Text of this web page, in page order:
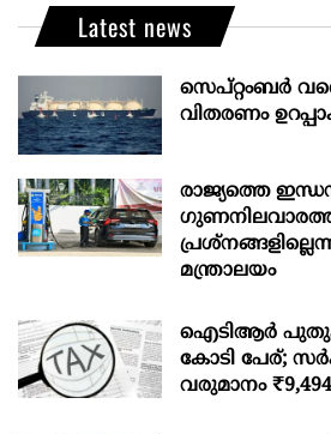
Latest news
സെപ്റ്റംബർ
വിതരണം
രാജ്യത്തെ
മന്ത്രാലയം
ഐടിആര്‍
കോടി പേര്;
വരുമാനം